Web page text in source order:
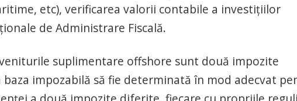
etc), verificarea valorii contabile a investițiilor
de Administrare Fiscală.
suplimentare offshore sunt două impozite
baza impozabilă să fie determinată în mod adecvat